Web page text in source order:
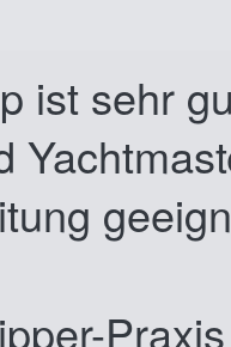
ist sehr